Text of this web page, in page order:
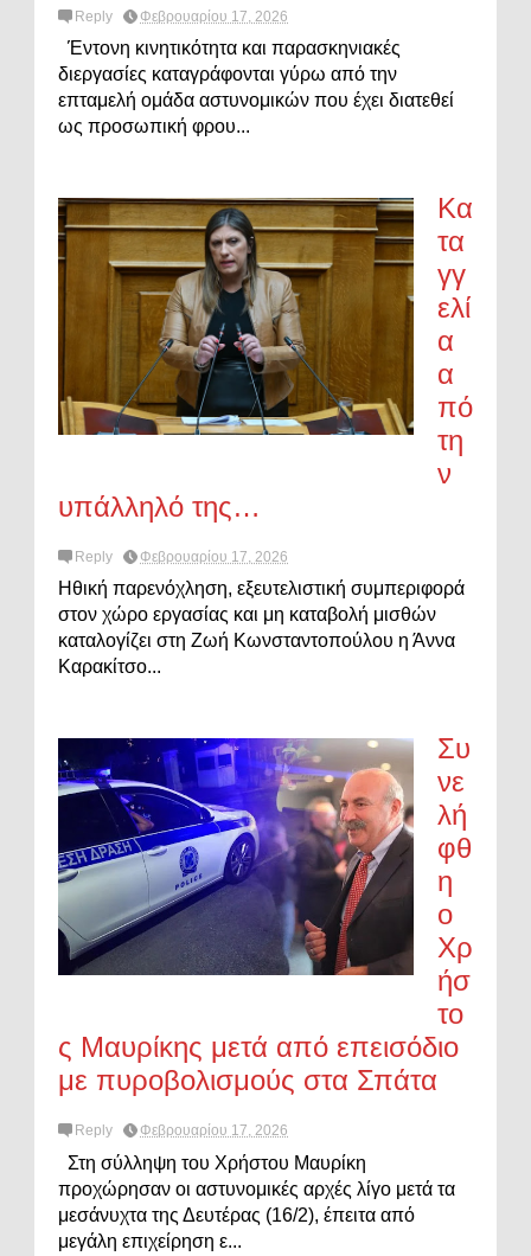
Reply Φεβρουαρίου 17, 2026
Έντονη κινητικότητα και παρασκηνιακές
διεργασίες καταγράφονται γύρω από την
επταμελή ομάδα αστυνομικών που έχει διατεθεί
ως προσωπική φρου...
Κα
τα
γγ
ελί
α
α
πό
τη
ν
υπάλληλό της…
Reply Φεβρουαρίου 17, 2026
Ηθική παρενόχληση, εξευτελιστική συμπεριφορά
στον χώρο εργασίας και μη καταβολή μισθών
καταλογίζει στη Ζωή Κωνσταντοπούλου η Άννα
Καρακίτσο...
Συ
νε
λή
φθ
η
ο
Χρ
ήσ
το
ς Μαυρίκης μετά από επεισόδιο
με πυροβολισμούς στα Σπάτα
Reply Φεβρουαρίου 17, 2026
Στη σύλληψη του Χρήστου Μαυρίκη
προχώρησαν οι αστυνομικές αρχές λίγο μετά τα
μεσάνυχτα της Δευτέρας (16/2), έπειτα από
μεγάλη επιχείρηση ε...